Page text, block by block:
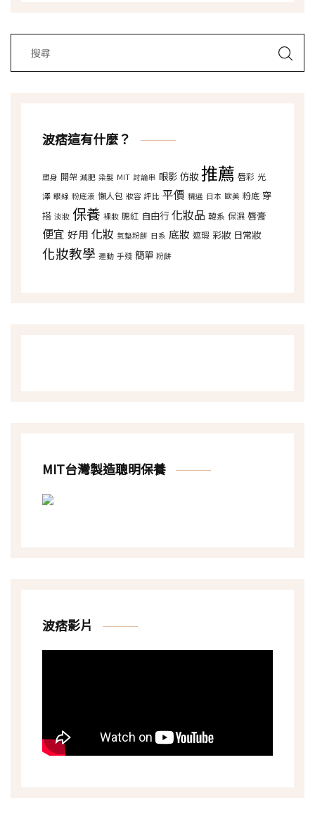
波痞這有什麼？
塑身 開架 減肥 染髮 MIT 討論串 眼影 仿妝 推薦 唇彩 光
澤 眼線 粉底液 懶人包 妝容 評比 平價 精選 日本 歐美 粉底 穿
搭 淡妝 保養 裸妝 腮紅 自由行 化妝品 韓系 保濕 唇膏
便宜 好用 化妝 氣墊粉餅 日系 底妝 遮瑕 彩妝 日常妝
化妝教學 運動 手殘 簡單 粉餅
MIT台灣製造聰明保養
波痞影片